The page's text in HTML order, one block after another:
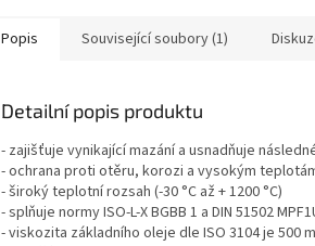
Popis Související soubory (1)
Detailní popis produktu
- zajišťuje vynikající mazání a usnadňuje
- ochrana proti otěru, korozi a vysokým
- široký teplotní rozsah (-30 °C až + 1200 °C)
- splňuje normy ISO-L-X BGBB 1 a DIN 51502
- viskozita základního oleje dle ISO 3104 je 500